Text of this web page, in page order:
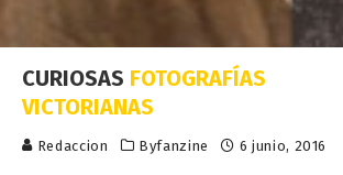
CURIOSAS FOTOGRAFÍAS
VICTORIANAS
Redaccion Byfanzine 6 junio, 2016